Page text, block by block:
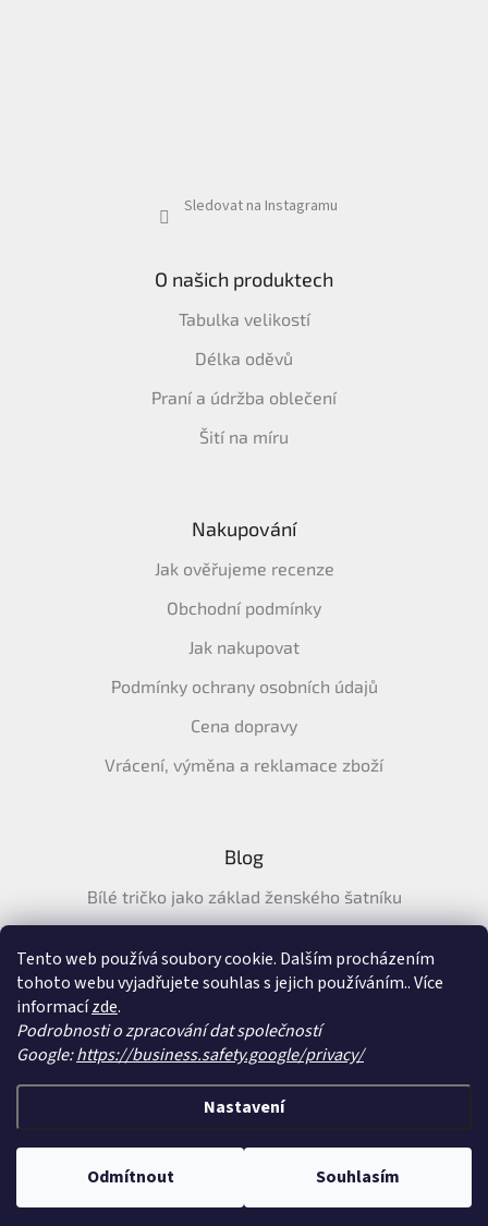
Tento web používá soubory cookie. Dalším procházením
tohoto webu vyjadřujete souhlas s jejich používáním.. Více
informacízde.
Podrobnosti o zpracování dat společností
Google:https://business.safety.google/privacy/
Nastavení
Odmítnout Souhlasím
Sledovat na Instagramu
O našich produktech
Tabulka velikostí
Délka oděvů
Praní a údržba oblečení
Šití na míru
Nakupování
Jak ověřujeme recenze
Obchodní podmínky
Jak nakupovat
Podmínky ochrany osobních údajů
Cena dopravy
Vrácení, výměna a reklamace zboží
Blog
Bílé tričko jako základ ženského šatníku
tričko na léto
Průvodce letními šaty: pohodlné, vzdušné a ženské šaty na
Vytvořil Shoptet &
SatySukne.cz
Upravit nastavení